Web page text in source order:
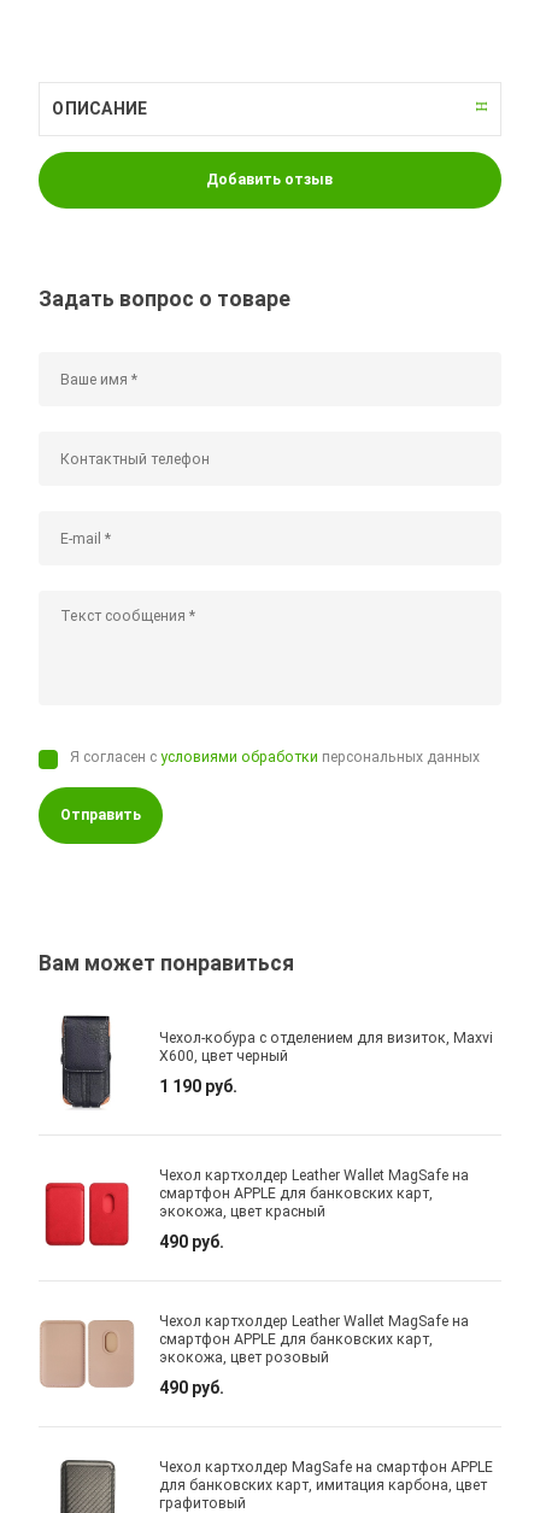
ОПИСАНИЕ
Добавить отзыв
Задать вопрос о товаре
Я согласен сусловиями обработки персональных данных
Отправить
Вам может понравиться
Чехол-кобура с отделением для визиток, Maxvi
X600, цвет черный
1 190 руб.
Чехол картхолдер Leather Wallet MagSafe на
смартфон APPLE для банковских карт,
экокожа, цвет красный
490 руб.
Чехол картхолдер Leather Wallet MagSafe на
смартфон APPLE для банковских карт,
экокожа, цвет розовый
490 руб.
Чехол картхолдер MagSafe на смартфон APPLE
для банковских карт, имитация карбона, цвет
графитовый